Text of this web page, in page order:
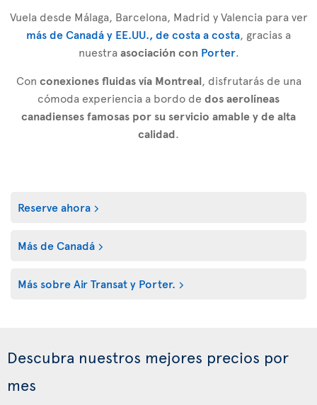
Vuela desde Málaga, Barcelona, Madrid y Valencia para ver
más de Canadá y EE.UU., de costa a costa, gracias a
nuestraasociación con Porter.
Con conexiones fluidas vía Montreal, disfrutarás de una
cómoda experiencia a bordo de dos aerolíneas
canadienses famosas por su servicio amable y de alta
calidad.
Reserve ahora
Más de Canadá
Más sobre Air Transat y Porter.
Descubra nuestros mejores precios por
mes